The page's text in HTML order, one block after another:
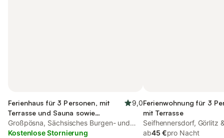
Ferienhaus für 3 Personen, mit
Terrasse und Sauna sowie
Seeblick
9,0
Großpösna, Sächsisches Burgen- und
Heideland
Kostenlose Stornierung
Ferienwohnung für 3
mit Terrasse
Seifhennersdorf, Görlitz
ab45 €pro Nacht